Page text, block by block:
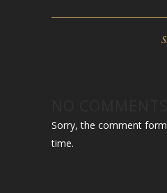
Sorry, the comment
time.